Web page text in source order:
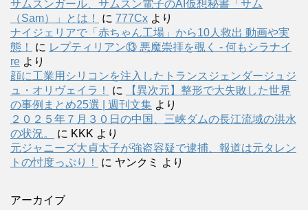
サムスンガール、サムスン電子のAI仮想秘書「サム
（Sam）」とは！
に 777Cx より
ナイジェリアで「赤ちゃん工場」から10人救出 動画や実
態！
に レプティリアン⑬ 悪魔崇拝を覗く - 何もシラナイ
re より
顔に工業用シリコンを注入したトランスジェンダージュジ
ュ・オリヴェイラ！
に
【異次元】整形で大失敗した世界
の事例まとめ25選 | 週刊文集 より
２０２５年７月３０日の中国、三峡ダムの長江流域の洪水
の状況。
に KKK より
元ジャニーズ大貞太子が強盗容疑で逮捕、報道は元タレン
トの忖度っぷり！
に ヤンクミ より
アーカイブ